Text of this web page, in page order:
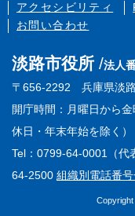
アクセシビリティ
お問い合わせ
淡路市役所
法人
〒656-2292 兵庫県淡
開庁時間：月曜日から
休日・年末年始を除く）
Tel：0799-64-0001（
64-2500 組織別電話番
Copyright